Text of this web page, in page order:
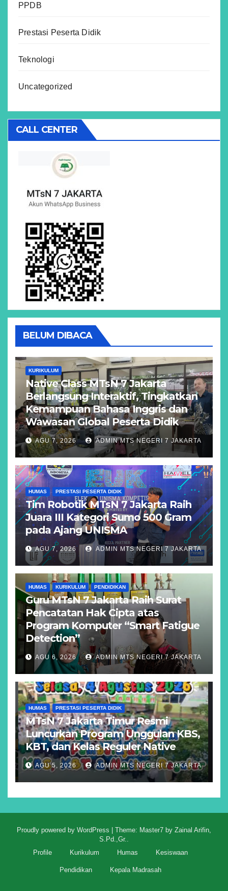
PPDB
Prestasi Peserta Didik
Teknologi
Uncategorized
CALL CENTER
BELUM DIBACA
KURIKULUM
Native Class MTsN 7 Jakarta
Berlangsung Interaktif, Tingkatkan
Kemampuan Bahasa Inggris dan
Wawasan Global Peserta Didik
AGU 7, 2026 ADMIN MTS NEGERI 7 JAKARTA
HUMAS PRESTASI PESERTA DIDIK
Tim Robotik MTsN 7 Jakarta Raih
Juara III Kategori Sumo 500 Gram
pada Ajang UNISMA
AGU 7, 2026 ADMIN MTS NEGERI 7 JAKARTA
HUMAS KURIKULUM PENDIDIKAN
Guru MTsN 7 Jakarta Raih Surat
Pencatatan Hak Cipta atas
Program Komputer “Smart Fatigue
Detection”
AGU 6, 2026 ADMIN MTS NEGERI 7 JAKARTA
HUMAS PRESTASI PESERTA DIDIK
MTsN 7 Jakarta Timur Resmi
Luncurkan Program Unggulan KBS,
KBT, dan Kelas Reguler Native
AGU 5, 2026 ADMIN MTS NEGERI 7 JAKARTA
Proudly powered by WordPress Theme: Master7 by Zainal Arifin,
S.Pd.,Gr.
Profile
Kurikulum Humas Kesiswaan
Pendidikan Kepala Madrasah